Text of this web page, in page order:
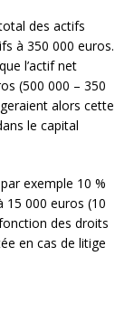
des actifs
à 350 000 euros.
l’actif net
(500 000 – 350
alors cette
le capital
exemple 10 %
15 000 euros (10
des droits
en cas de litige